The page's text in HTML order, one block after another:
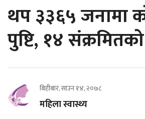
थप ३३६५ जनामा
पुष्टि, १४
बिहीबार, साउन १४, २०७८
महिला स्वास्थ्य